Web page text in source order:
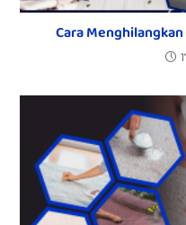
Cara